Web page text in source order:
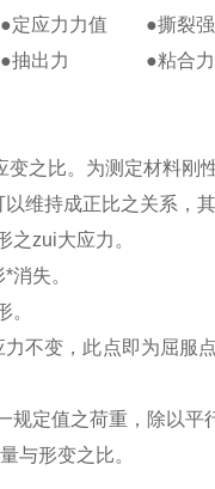
应力力值 ●撕裂强
出力 ●粘合力及
之比。为测定材料刚
维持成正比之关系，
之zui大应力。
消失。
。
不变，此点即为屈服
定值之荷重，除以平
与形变之比。